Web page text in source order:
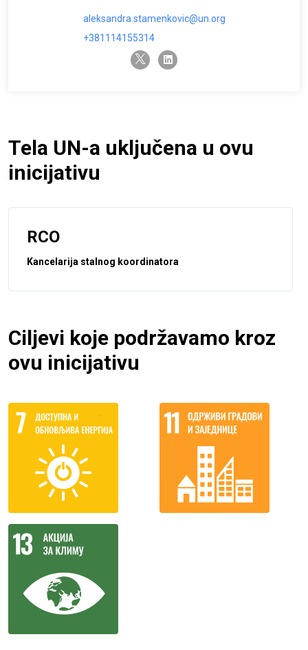
aleksandra.stamenkovic@un.org
+381114155314
twitter-x linkedin
Tela UN-a uključena u ovu
inicijativu
RCO
Kancelarija stalnog koordinatora
Ciljevi koje podržavamo kroz
ovu inicijativu